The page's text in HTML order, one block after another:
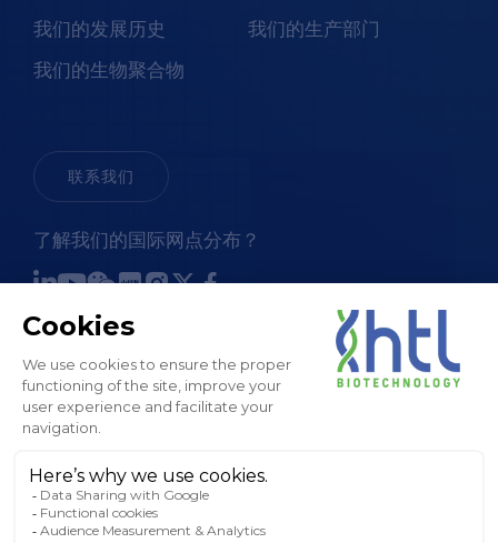
我们的发展历史
我们的生物聚合物
我们的生产部门
联系我们
了解我们的国际网点分布？
销售条款和条件
法律通知和 GTC
隐私政策
Cookies 政策